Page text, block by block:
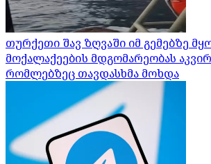
თურქეთი შავ ზღვაში იმ გემებზე
მოქალაქეების მდგომარეობას
რომლებზეც თავდასხმა მოხდა